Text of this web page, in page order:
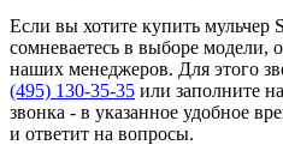
Если вы хотите купить
сомневаетесь в выборе модели,
наших менеджеров. Для этого
(495) 130-35-35 или заполните
звонка - в указанное удобное
и ответит на вопросы.